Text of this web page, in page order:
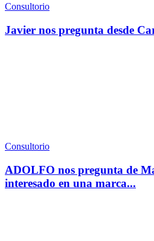
Consultorio
Javier nos pregunta desde
Consultorio
ADOLFO nos pregunta de
interesado en una marca...